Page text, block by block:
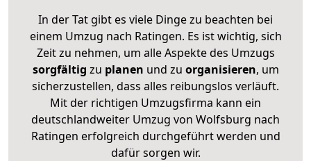
In der Tat gibt es viele Dinge zu beachten bei
einem Umzug nach Ratingen. Es ist wichtig, sich
Zeit zu nehmen, um alle Aspekte des Umzugs
sorgfältig zu planen und zu organisieren, um
sicherzustellen, dass alles reibungslos verläuft.
Mit der richtigen Umzugsfirma kann ein
deutschlandweiter Umzug von Wolfsburg nach
Ratingen erfolgreich durchgeführt werden und
dafür sorgen wir.